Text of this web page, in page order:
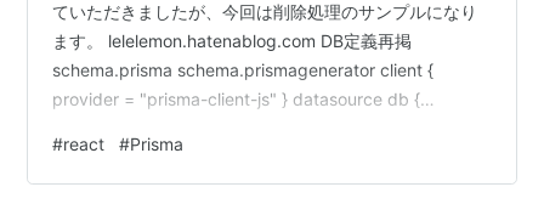
ていただきましたが、今回は削除処理のサンプルになり
ます。 lelelemon.hatenablog.com DB定義再掲
schema.prisma schema.prismagenerator client {
provider = "prisma-client-js" } datasource db {
model user { id Int @id @default(autoincrement())
nickname Stri…
#react #Prisma